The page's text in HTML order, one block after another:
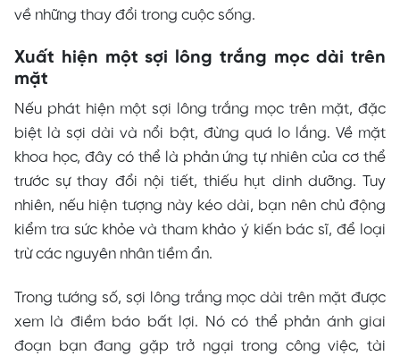
về những thay đổi trong cuộc sống.
Xuất hiện một sợi lông trắng mọc dài trên
mặt
Nếu phát hiện một sợi lông trắng mọc trên mặt, đặc
biệt là sợi dài và nổi bật, đừng quá lo lắng. Về mặt
khoa học, đây có thể là phản ứng tự nhiên của cơ thể
trước sự thay đổi nội tiết, thiếu hụt dinh dưỡng. Tuy
nhiên, nếu hiện tượng này kéo dài, bạn nên chủ động
kiểm tra sức khỏe và tham khảo ý kiến bác sĩ, để loại
trừ các nguyên nhân tiềm ẩn.
Trong tướng số, sợi lông trắng mọc dài trên mặt được
xem là điềm báo bất lợi. Nó có thể phản ánh giai
đoạn bạn đang gặp trở ngại trong công việc, tài